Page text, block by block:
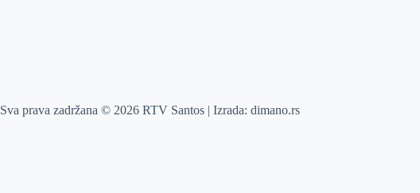
Sva prava zadržana © 2026 RTV Santos | Izrada:dimano.rs